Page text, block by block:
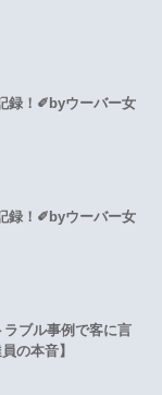
録！✐byウーバー女
録！✐byウーバー女
ラブル事例で客に言
の本音】